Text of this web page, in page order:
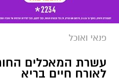
פנאי ואוכל
עשרת המאכלים
לאורח חיים בריא